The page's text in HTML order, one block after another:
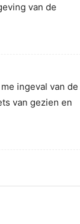
van de
ingeval van de
van gezien en